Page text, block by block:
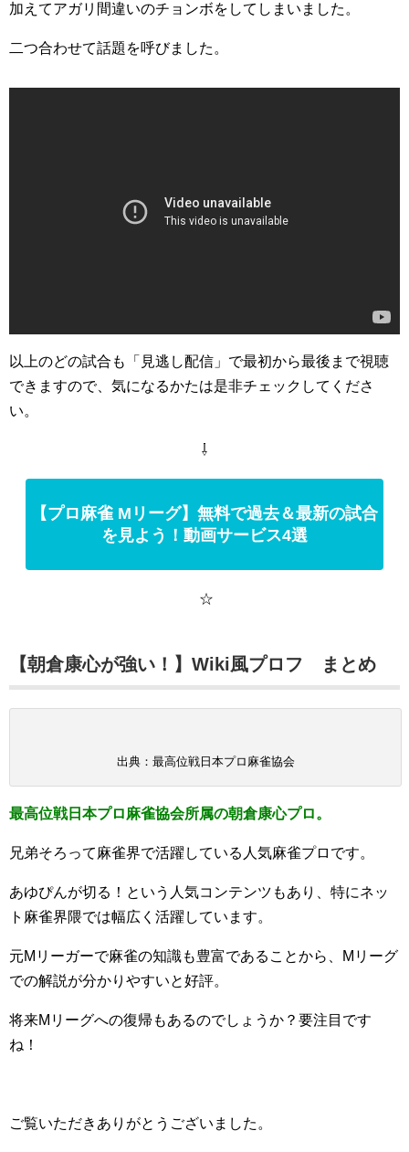
加えてアガリ間違いのチョンボをしてしまいました。
二つ合わせて話題を呼びました。
以上のどの試合も「見逃し配信」で最初から最後まで視聴
できますので、気になるかたは是非チェックしてくださ
い。
⇩
【プロ麻雀 Mリーグ】無料で過去＆最新の試合
を見よう！動画サービス4選
☆
【朝倉康心が強い！】Wiki風プロフ まとめ
出典：最高位戦日本プロ麻雀協会
最高位戦日本プロ麻雀協会所属の朝倉康心プロ。
兄弟そろって麻雀界で活躍している人気麻雀プロです。
あゆぴんが切る！という人気コンテンツもあり、特にネッ
ト麻雀界隈では幅広く活躍しています。
元Mリーガーで麻雀の知識も豊富であることから、Mリーグ
での解説が分かりやすいと好評。
将来Mリーグへの復帰もあるのでしょうか？要注目です
ね！
ご覧いただきありがとうございました。